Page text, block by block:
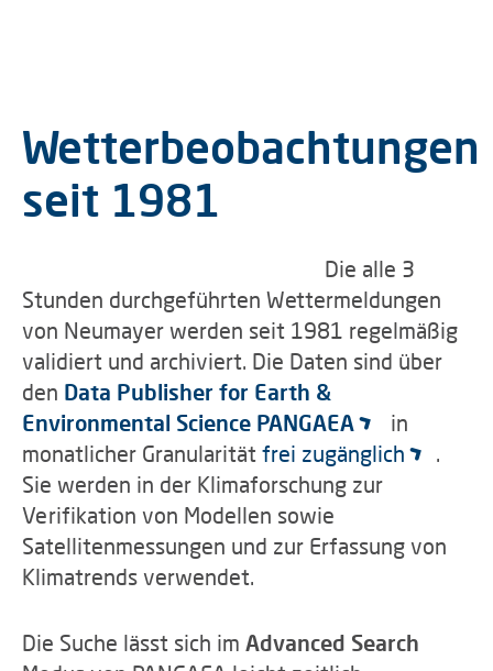
Wetterbeobachtungen
seit 1981
Die alle 3
Stunden durchgeführten Wettermeldungen
von Neumayer werden seit 1981 regelmäßig
validiert und archiviert. Die Daten sind über
den Data Publisher for Earth &
Environmental Science PANGAEA
in
monatlicher Granularität frei zugänglich
.
Sie werden in der Klimaforschung zur
Verifikation von Modellen sowie
Satellitenmessungen und zur Erfassung von
Klimatrends verwendet.
Die Suche lässt sich im Advanced Search